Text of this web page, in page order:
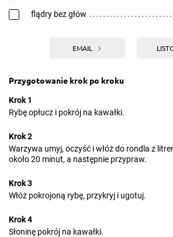
flądry bez głów
EMAIL
Przygotowanie krok po kroku
Krok 1
Rybę opłucz i pokrój na kawałki.
Krok 2
Warzywa umyj, oczyść i włóż do rondla z
około 20 minut, a następnie przypraw.
Krok 3
Włóż pokrojoną rybę, przykryj i ugotuj.
Krok 4
Słoninę pokrój na kawałki.